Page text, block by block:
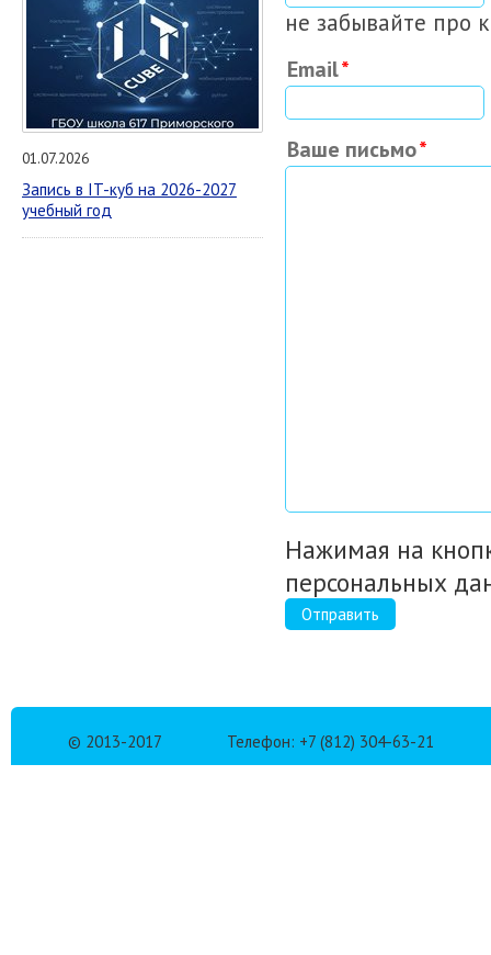
01.07.2026
Запись в IT-куб на 2026-2027
учебный год
не забывайте про
Email
Ваше письмо
Нажимая на
персональных
Отправить
© 2013-2017 Телефон: +7 (812) 304-63-21